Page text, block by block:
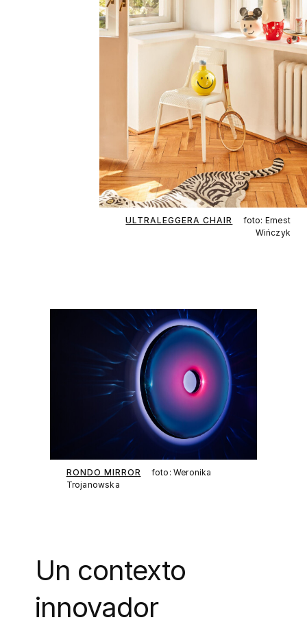
ULTRALEGGERA CHAIR
foto: Ernest
Wińczyk
RONDO MIRROR
foto: Weronika
Trojanowska
Un contexto
innovador